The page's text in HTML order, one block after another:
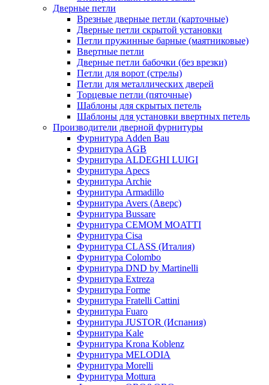
Дверные петли
Врезные дверные петли (карточные)
Дверные петли скрытой установки
Петли пружинные барные (маятниковые)
Ввертные петли
Дверные петли бабочки (без врезки)
Петли для ворот (стрелы)
Петли для металлических дверей
Торцевые петли (пяточные)
Шаблоны для скрытых петель
Шаблоны для установки ввертных петель
Производители дверной фурнитуры
Фурнитура Adden Bau
Фурнитура AGB
Фурнитура ALDEGHI LUIGI
Фурнитура Apecs
Фурнитура Archie
Фурнитура Armadillo
Фурнитура Avers (Аверс)
Фурнитура Bussare
Фурнитура CEMOM MOATTI
Фурнитура Cisa
Фурнитура CLASS (Италия)
Фурнитура Colombo
Фурнитура DND by Martinelli
Фурнитура Extreza
Фурнитура Forme
Фурнитура Fratelli Cattini
Фурнитура Fuaro
Фурнитура JUSTOR (Испания)
Фурнитура Kale
Фурнитура Krona Koblenz
Фурнитура MELODIA
Фурнитура Morelli
Фурнитура Mottura